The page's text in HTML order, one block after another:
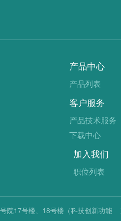
产品中心
产品列表
客户服务
产品技术服务
下载中心
加入我们
职位列表
院17号楼、18号楼（科技创新功能